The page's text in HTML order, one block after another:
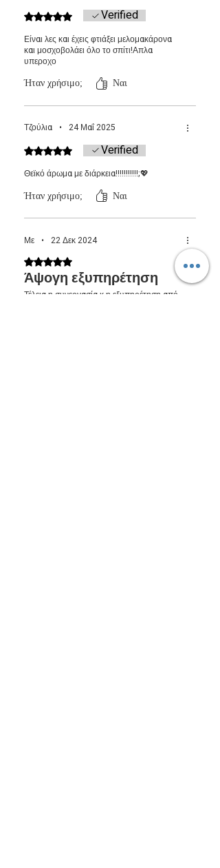
Βαθμολογήθηκε με 5 από 5 αστέρια.
Verified
Είναι λες και έχεις φτιάξει μελομακάρονα
και μοσχοβολάει όλο το σπίτι!Απλα
υπεροχο
Ήταν χρήσιμο; Ναι
Τζούλια • 24 Μαΐ 2025
Βαθμολογήθηκε με 5 από 5 αστέρια.
Verified
Θεϊκό άρωμα με διάρκεια!!!!!!!!!!!;💖
Ήταν χρήσιμο; Ναι
Με • 22 Δεκ 2024
Βαθμολογήθηκε με 5 από 5 αστέρια.
Άψογη εξυπηρέτηση
Τέλεια η συνεργασία κ η εξυπηρέτηση από